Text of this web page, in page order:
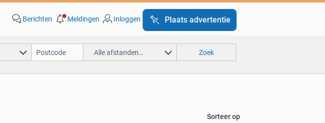
Berichten Meldingen Inloggen Plaats advertentie
Alle afstanden… Zoek
Sorteer op